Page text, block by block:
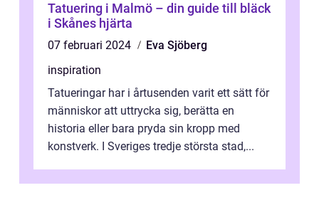
Tatuering i Malmö – din guide till bläck
i Skånes hjärta
07 februari 2024
Eva Sjöberg
inspiration
Tatueringar har i årtusenden varit ett sätt för
människor att uttrycka sig, berätta en
historia eller bara pryda sin kropp med
konstverk. I Sveriges tredje största stad,...